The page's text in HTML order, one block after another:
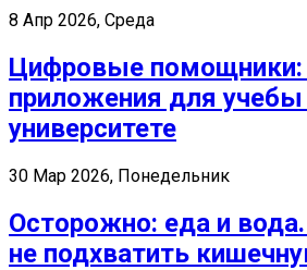
8 Апр 2026, Среда
Цифровые помощники:
приложения для учебы
университете
30 Мар 2026, Понедельник
Осторожно: еда и
не подхватить